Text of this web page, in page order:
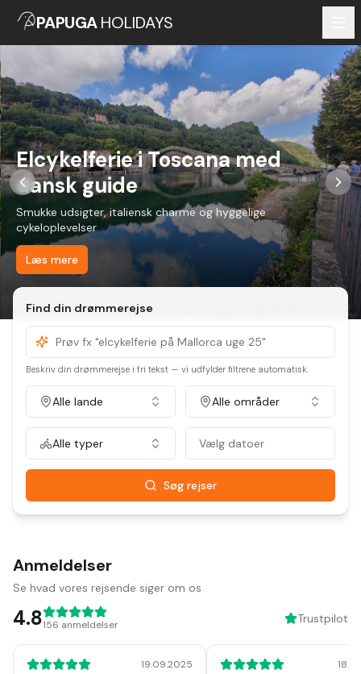
PAPUGAHOLIDAYS
Elcykelferie i Toscana med
dansk guide
Smukke udsigter, italiensk charme og hyggelige
cykeloplevelser
Læs mere
Find din drømmerejse
Beskriv din drømmerejse i fri tekst — vi udfylder filtrene automatisk.
Alle lande Alle områder
Alle typer Vælg datoer
Søg rejser
Anmeldelser
Se hvad vores rejsende siger om os
4.8156 anmeldelser Trustpilot
19.09.2025